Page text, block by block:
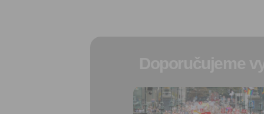
Přidat do
oblíbených